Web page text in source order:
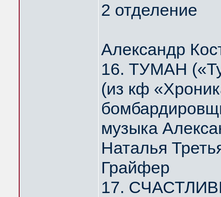
2 отделение
Александр
16. ТУМАН
(из кф
музыка
Наталья
Грайфер
17.